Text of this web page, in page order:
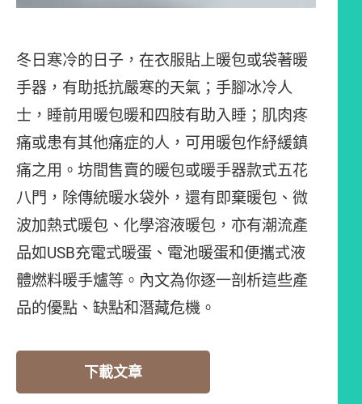
冬日寒冷的日子，在衣服貼上暖包或袋著暖
手器，有助抵抗嚴寒的天氣；手腳冰冷人
士，睡前用暖包暖和四肢有助入睡；肌肉疼
痛或患有其他痛症的人，可用暖包作紓緩鎮
痛之用。坊間售賣的暖包或暖手器款式五花
八門，除傳統暖水袋外，還有即棄暖包、微
波加熱式暖包、化學溶液暖包，亦有潮流產
品如USB充電式暖蛋、電池暖蛋和便攜式液
體燃料暖手爐等。內文為你逐一剖析這些產
品的優點、缺點和潛藏危機。
下載文章